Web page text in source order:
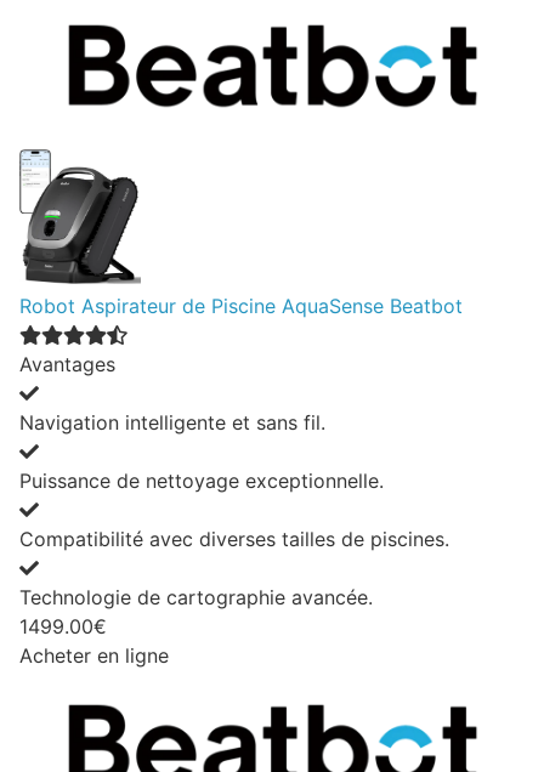
Robot Aspirateur de Piscine AquaSense Beatbot
Avantages
Navigation intelligente et sans fil.
Puissance de nettoyage exceptionnelle.
Compatibilité avec diverses tailles de piscines.
Technologie de cartographie avancée.
1499.00€
Acheter en ligne